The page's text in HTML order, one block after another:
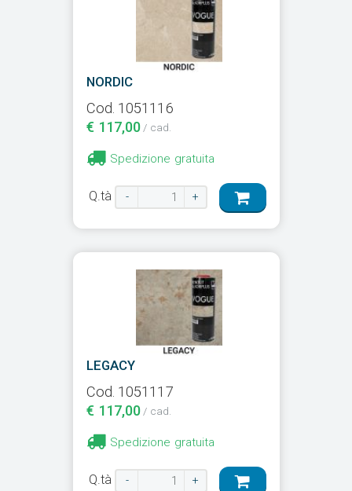
NORDIC
Cod. 1051116
€ 117,00 / cad.
Spedizione gratuita
Q.tà - +
LEGACY
Cod. 1051117
€ 117,00 / cad.
Spedizione gratuita
Q.tà - +